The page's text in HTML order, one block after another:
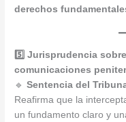
derechos
5️⃣ Jurisprudencia
comunicaciones
🔹Sentencia del
Reafirma que la
un fundamento claro y